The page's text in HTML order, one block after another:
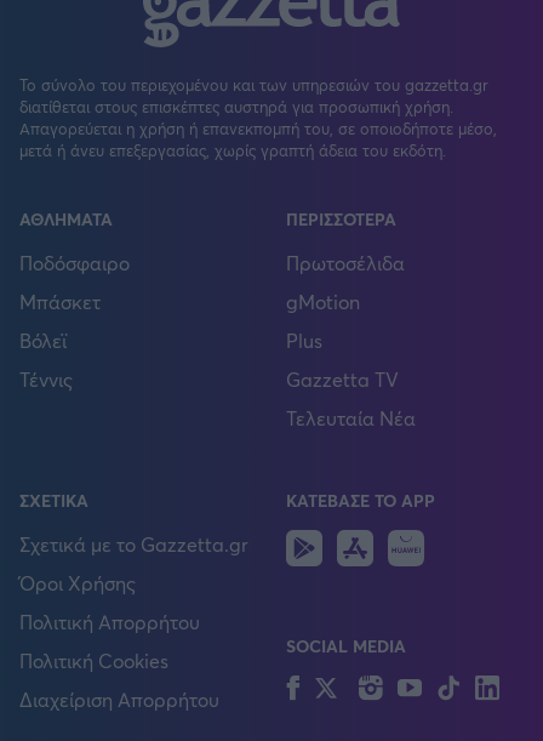
Το σύνολο του περιεχομένου και των υπηρεσιών του gazzetta.gr
διατίθεται στους επισκέπτες αυστηρά για προσωπική χρήση.
Απαγορεύεται η χρήση ή επανεκπομπή του, σε οποιοδήποτε μέσο,
μετά ή άνευ επεξεργασίας, χωρίς γραπτή άδεια του εκδότη.
ΑΘΛΗΜΑΤΑ
Ποδόσφαιρο
Μπάσκετ
Βόλεϊ
Τέννις
ΠΕΡΙΣΣΟΤΕΡΑ
Πρωτοσέλιδα
gMotion
Plus
Gazzetta TV
Τελευταία Νέα
ΣΧΕΤΙΚΑ
Σχετικά με το Gazzetta.gr
Όροι Χρήσης
Πολιτική Απορρήτου
Πολιτική Cookies
Διαχείριση Απορρήτου
ΚΑΤΕΒΑΣΕ ΤΟ APP
Android
IOS
SOCIAL MEDIA
FacebookTwitterInstagram
YouTubeTikTok